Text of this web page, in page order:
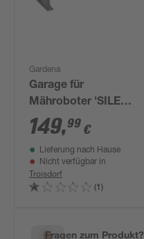
Gardena
Garage für
Mähroboter 'SILENO
city/SILENO
life/SILENO Minimo'
149,99 €
Lieferung nach Hause
Nicht verfügbar in
Troisdorf
(1)
Fragen zum Produkt?